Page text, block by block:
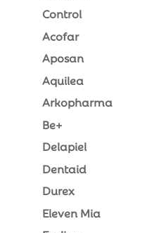
Control
Acofar
Aposan
Aquilea
Arkopharma
Be+
Delapiel
Dentaid
Durex
Eleven Mia